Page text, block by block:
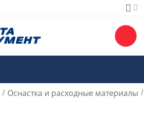
/ Оснастка и расходные материалы /